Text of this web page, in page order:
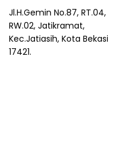
Jl.H.Gemin No.87, RT.04,
RW.02, Jatikramat,
Kec.Jatiasih, Kota Bekasi
17421.